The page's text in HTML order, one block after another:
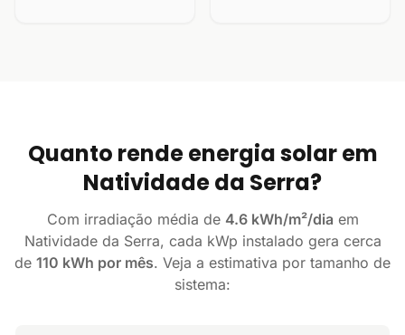
Quanto rende energia solar em
Natividade da Serra?
Com irradiação média de 4.6 kWh/m²/dia em
Natividade da Serra, cada kWp instalado gera cerca
de 110 kWh por mês. Veja a estimativa por tamanho de
sistema: